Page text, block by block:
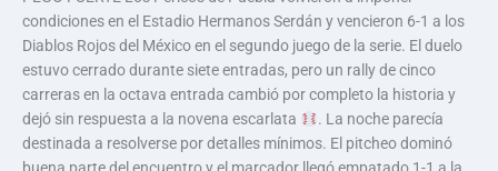
condiciones en el Estadio Hermanos Serdán y vencieron 6-1 a los
Diablos Rojos del México en el segundo juego de la serie. El duelo
estuvo cerrado durante siete entradas, pero un rally de cinco
carreras en la octava entrada cambió por completo la historia y
dejó sin respuesta a la novena escarlata
. La noche parecía
destinada a resolverse por detalles mínimos. El pitcheo dominó